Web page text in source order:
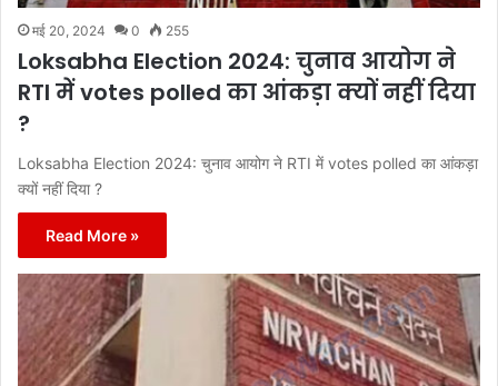
मई 20, 2024 0 255
Loksabha Election 2024: चुनाव आयोग ने
RTI में votes polled का आंकड़ा क्यों नहीं दिया
?
Loksabha Election 2024: चुनाव आयोग ने RTI में votes polled का आंकड़ा
क्यों नहीं दिया ?
Read More »